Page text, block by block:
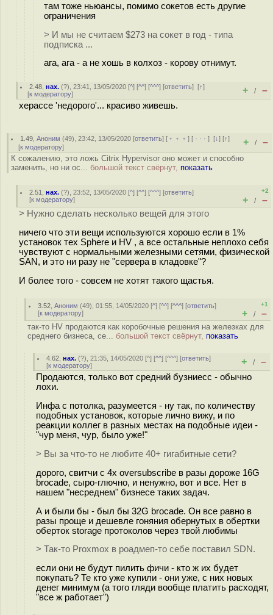
там тоже ньюансы, помимо сокетов есть другие
ограничения
> И мы не считаем $273 на сокет в год - типа
подписка ...
ага, ага - а не хошь в колхоз - корову отнимут.
2.48 ,нах. (?), 23:41, 13/05/2020 [^] [^^] [^^^] [ответить][↑]
[к модератору] + / –
херассе 'недорого'... красиво живешь.
1.49 ,Аноним (49), 23:42, 13/05/2020 [ответить] [ ﹢﹢﹢] [ · · ·][↓] [↑]
[к модератору] + / –
К сожалению, это ложь Citrix Hypervisor оно может и способно
заменить, но ни ос... большой текст свёрнут, показать
2.51 ,нах. (?), 23:52, 13/05/2020 [^] [^^] [^^^] [ответить]
[к модератору]
+2
+ / –
> Нужно сделать несколько вещей для этого
ничего что эти вещи используются хорошо если в 1%
установок тех Sphere и HV , а все остальные неплохо себя
чувствуют с нормальными железными сетями, физической
SAN, и это ни разу не "сервера в кладовке"?
И более того - совсем не хотят такого щастья.
3.52 ,Аноним (49), 01:55, 14/05/2020 [^] [^^] [^^^] [ответить]
[к модератору]
+1
+ / –
так-то HV продаются как коробочные решения на железках для
среднего бизнеса, се... большой текст свёрнут, показать
4.62 ,нах. (?), 21:35, 14/05/2020 [^] [^^] [^^^] [ответить]
[к модератору] + / –
Продаются, только вот средний бузниесс - обычно
лохи.
Инфа с потолка, разумеется - ну так, по количеству
подобных установок, которые лично вижу, и по
реакции коллег в разных местах на подобные идеи -
"чур меня, чур, было уже!"
> Вы за что-то не любите 40+ гигабитные сети?
дорого, свитчи c 4x oversubscribe в разы дороже 16G
brocade, сыро-глючно, и ненужно, вот и все. Нет в
нашем "несреднем" бизнесе таких задач.
А и были бы - был бы 32G brocade. Он все равно в
разы проще и дешевле гоняния обернутых в обертки
оберток storage протоколов через твой любимы
> Так-то Proxmox в роадмеп-то себе поставил SDN.
если они не будут пилить фичи - кто ж их будет
покупать? Те кто уже купили - они уже, с них новых
денег минимум (а того гляди вообще платить расходят,
"все ж работает")